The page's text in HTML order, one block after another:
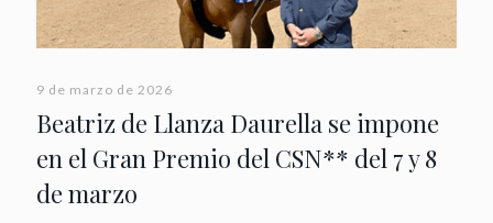
9 de marzo de 2026
Beatriz de Llanza Daurella se impone
en el Gran Premio del CSN** del 7 y 8
de marzo